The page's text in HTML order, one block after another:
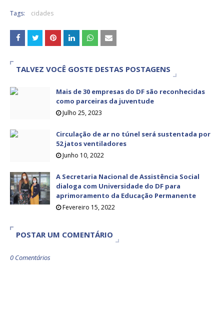
Tags: cidades
TALVEZ VOCÊ GOSTE DESTAS POSTAGENS
Mais de 30 empresas do DF são reconhecidas
como parceiras da juventude
Julho 25, 2023
Circulação de ar no túnel será sustentada por
52 jatos ventiladores
Junho 10, 2022
A Secretaria Nacional de Assistência Social
dialoga com Universidade do DF para
aprimoramento da Educação Permanente
Fevereiro 15, 2022
POSTAR UM COMENTÁRIO
0 Comentários